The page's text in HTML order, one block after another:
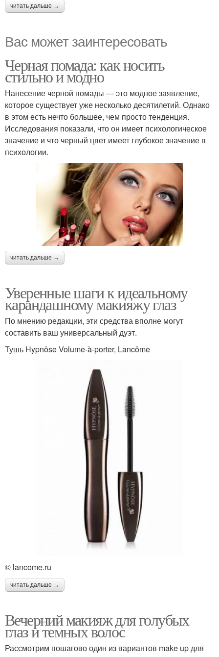
читать дальше →
Вас может заинтересовать
Черная помада: как носить
стильно и модно
Нанесение черной помады — это модное заявление,
которое существует уже несколько десятилетий. Однако
в этом есть нечто большее, чем просто тенденция.
Исследования показали, что он имеет психологическое
значение и что черный цвет имеет глубокое значение в
психологии.
читать дальше →
Уверенные шаги к идеальному
карандашному макияжу глаз
По мнению редакции, эти средства вполне могут
составить ваш универсальный дуэт.
Тушь Hypnôse Volume-à-porter, Lancôme
© lancome.ru
читать дальше →
Вечерний макияж для голубых
глаз и темных волос
Рассмотрим пошагово один из вариантов make up для